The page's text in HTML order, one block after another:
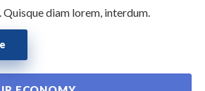
Quisque diam lorem, interdum.